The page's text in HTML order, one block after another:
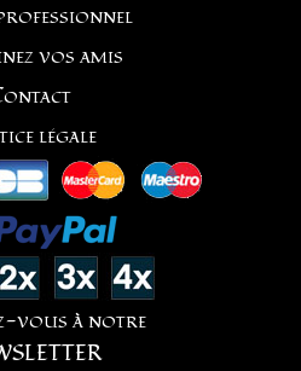
vos amis
légale
vous à notre